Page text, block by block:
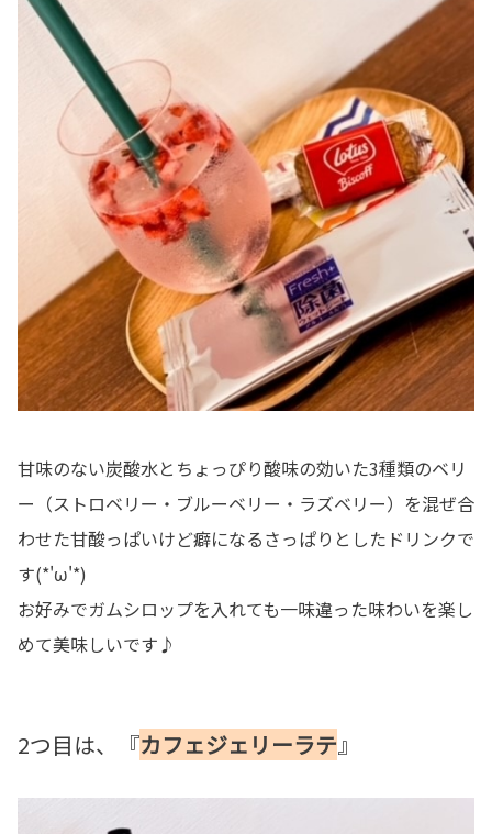
甘味のない炭酸水とちょっぴり酸味の効いた3種類のベリ
ー（ストロベリー・ブルーベリー・ラズベリー）を混ぜ合
わせた甘酸っぱいけど癖になるさっぱりとしたドリンクで
す(*'ω'*)
お好みでガムシロップを入れても一味違った味わいを楽し
めて美味しいです♪
2つ目は、『カフェジェリーラテ』